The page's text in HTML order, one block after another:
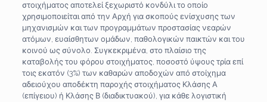
στοιχήματος αποτελεί ξεχωριστό κονδύλι το οποίο
χρησιμοποιείται από την Αρχή για σκοπούς ενίσχυσης των
μηχανισμών και των προγραμμάτων προστασίας νεαρών
ατόμων, ευαίσθητων ομάδων, παθολογικών παικτών και του
κοινού ως σύνολο. Συγκεκριμένα, στο πλαίσιο της
καταβολής του φόρου στοιχήματος, ποσοστό ύψους τρία επί
τοις εκατόν (3%) των καθαρών αποδοχών από στοίχημα
αδειούχου αποδέκτη παροχής στοιχήματος Κλάσης Α
(επίγειου) ή Κλάσης Β (διαδικτυακού), για κάθε λογιστική